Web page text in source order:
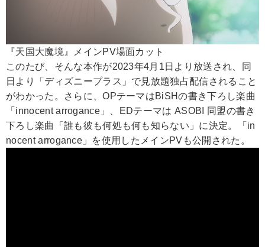
『天国大魔境』メインPV場面カット
このたび、そんな本作が2023年4月1日より放送され、同
日より「ディズニープラス」で見放題独占配信されること
がわかった。さらに、OPテーマはBiSHの書き下ろし楽曲
「innocent arrogance」、EDテーマは ASOBI 同盟の書き
下ろし楽曲「誰も彼も何処も何も知らない」に決定。「in
nocent arrogance」を使用したメインPVも公開された。